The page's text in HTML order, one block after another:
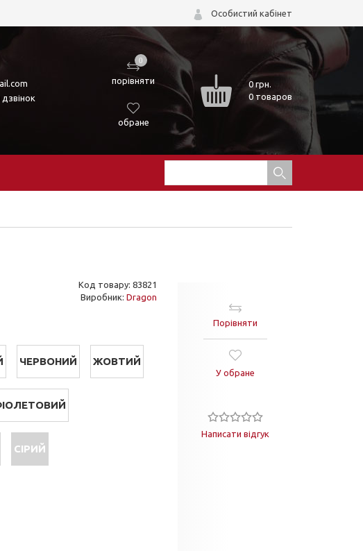
Особистий кабінет
0
порівняти
обране
0грн.
0 товаров
Код товару: 83821
Виробник: Dragon
ЧЕРВОНИЙ ЖОВТИЙ
СІРИЙ
Порівняти
У обране
Написати відгук